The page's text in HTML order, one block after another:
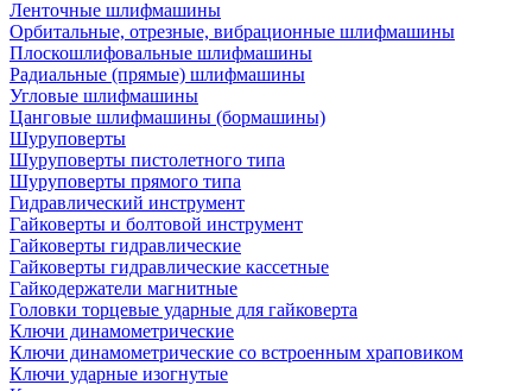
Ленточные шлифмашины
Орбитальные, отрезные, вибрационные шлифмашины
Плоскошлифовальные шлифмашины
Радиальные (прямые) шлифмашины
Угловые шлифмашины
Цанговые шлифмашины (бормашины)
Шуруповерты
Шуруповерты пистолетного типа
Шуруповерты прямого типа
Гидравлический инструмент
Гайковерты и болтовой инструмент
Гайковерты гидравлические
Гайковерты гидравлические кассетные
Гайкодержатели магнитные
Головки торцевые ударные для гайковерта
Ключи динамометрические
Ключи динамометрические со встроенным храповиком
Ключи ударные изогнутые